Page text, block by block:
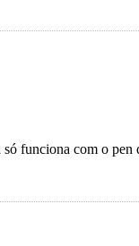
funciona com o pen